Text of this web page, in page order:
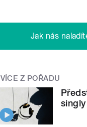
Jak nás
VÍCE Z POŘADU